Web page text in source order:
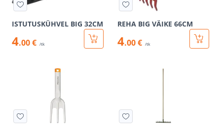
ISTUTUSKÜHVEL BIG 32CM
4.00 € /tk
REHA BIG VÄIKE 66CM
4.00 € /tk